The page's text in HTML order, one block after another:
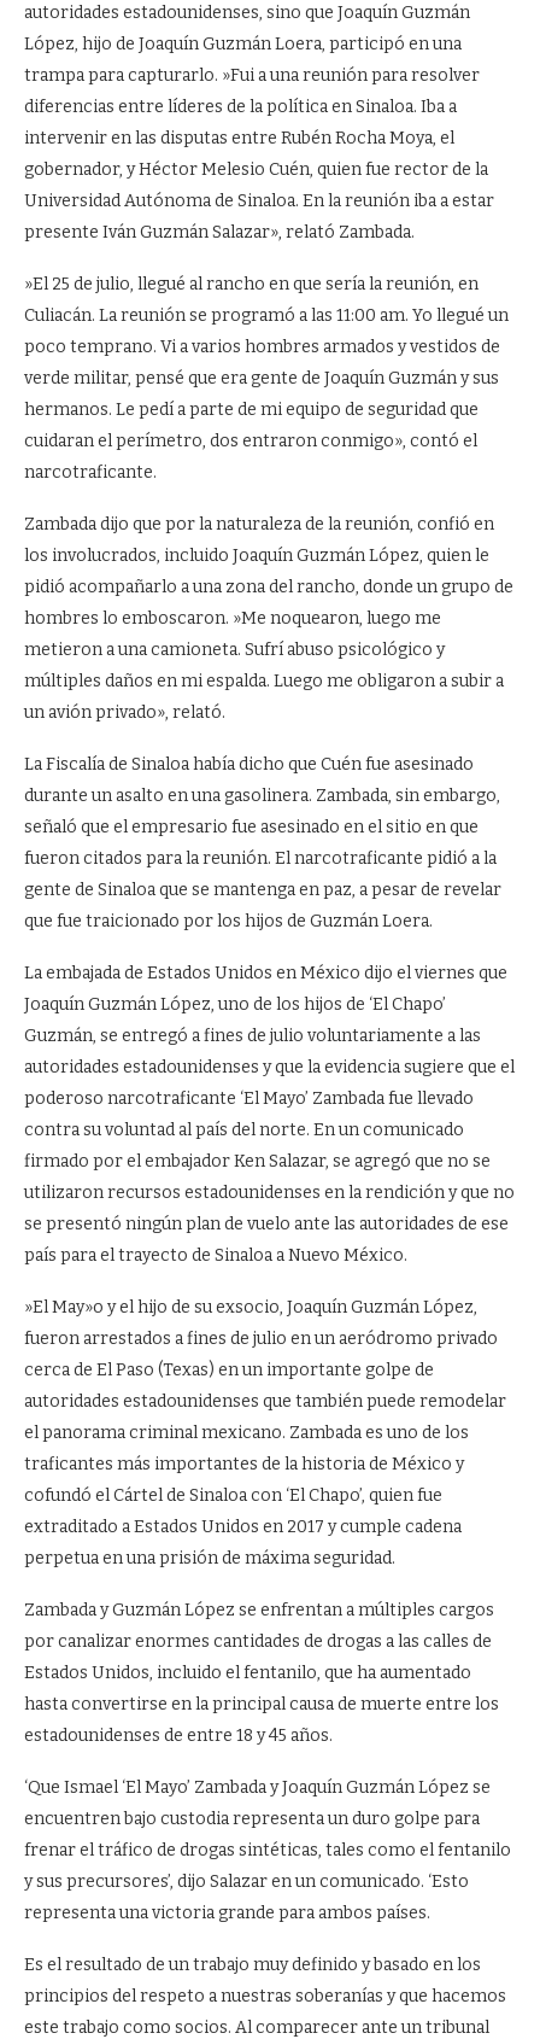
autoridades estadounidenses, sino que Joaquín Guzmán
López, hijo de Joaquín Guzmán Loera, participó en una
trampa para capturarlo. »Fui a una reunión para resolver
diferencias entre líderes de la política en Sinaloa. Iba a
intervenir en las disputas entre Rubén Rocha Moya, el
gobernador, y Héctor Melesio Cuén, quien fue rector de la
Universidad Autónoma de Sinaloa. En la reunión iba a estar
presente Iván Guzmán Salazar», relató Zambada.
»El 25 de julio, llegué al rancho en que sería la reunión, en
Culiacán. La reunión se programó a las 11:00 am. Yo llegué un
poco temprano. Vi a varios hombres armados y vestidos de
verde militar, pensé que era gente de Joaquín Guzmán y sus
hermanos. Le pedí a parte de mi equipo de seguridad que
cuidaran el perímetro, dos entraron conmigo», contó el
narcotraficante.
Zambada dijo que por la naturaleza de la reunión, confió en
los involucrados, incluido Joaquín Guzmán López, quien le
pidió acompañarlo a una zona del rancho, donde un grupo de
hombres lo emboscaron. »Me noquearon, luego me
metieron a una camioneta. Sufrí abuso psicológico y
múltiples daños en mi espalda. Luego me obligaron a subir a
un avión privado», relató.
La Fiscalía de Sinaloa había dicho que Cuén fue asesinado
durante un asalto en una gasolinera. Zambada, sin embargo,
señaló que el empresario fue asesinado en el sitio en que
fueron citados para la reunión. El narcotraficante pidió a la
gente de Sinaloa que se mantenga en paz, a pesar de revelar
que fue traicionado por los hijos de Guzmán Loera.
La embajada de Estados Unidos en México dijo el viernes que
Joaquín Guzmán López, uno de los hijos de ‘El Chapo’
Guzmán, se entregó a fines de julio voluntariamente a las
autoridades estadounidenses y que la evidencia sugiere que el
poderoso narcotraficante ‘El Mayo’ Zambada fue llevado
contra su voluntad al país del norte. En un comunicado
firmado por el embajador Ken Salazar, se agregó que no se
utilizaron recursos estadounidenses en la rendición y que no
se presentó ningún plan de vuelo ante las autoridades de ese
país para el trayecto de Sinaloa a Nuevo México.
»El May»o y el hijo de su exsocio, Joaquín Guzmán López,
fueron arrestados a fines de julio en un aeródromo privado
cerca de El Paso (Texas) en un importante golpe de
autoridades estadounidenses que también puede remodelar
el panorama criminal mexicano. Zambada es uno de los
traficantes más importantes de la historia de México y
cofundó el Cártel de Sinaloa con ‘El Chapo’, quien fue
extraditado a Estados Unidos en 2017 y cumple cadena
perpetua en una prisión de máxima seguridad.
Zambada y Guzmán López se enfrentan a múltiples cargos
por canalizar enormes cantidades de drogas a las calles de
Estados Unidos, incluido el fentanilo, que ha aumentado
hasta convertirse en la principal causa de muerte entre los
estadounidenses de entre 18 y 45 años.
‘Que Ismael ‘El Mayo’ Zambada y Joaquín Guzmán López se
encuentren bajo custodia representa un duro golpe para
frenar el tráfico de drogas sintéticas, tales como el fentanilo
y sus precursores’, dijo Salazar en un comunicado. ‘Esto
representa una victoria grande para ambos países.
Es el resultado de un trabajo muy definido y basado en los
principios del respeto a nuestras soberanías y que hacemos
este trabajo como socios. Al comparecer ante un tribunal